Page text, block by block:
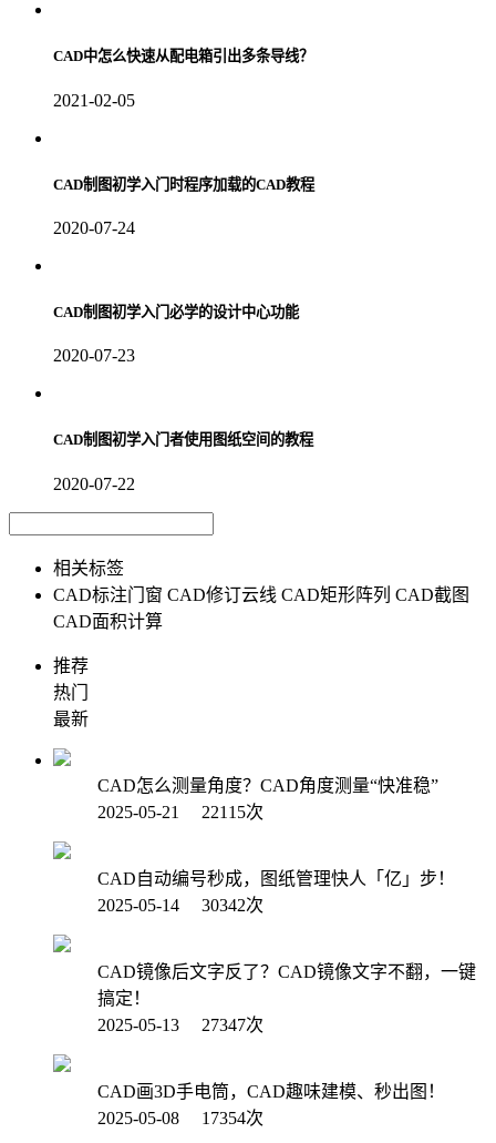
CAD中怎么快速从配电箱引出多条导线？
2021-02-05
CAD制图初学入门时程序加载的CAD教程
2020-07-24
CAD制图初学入门必学的设计中心功能
2020-07-23
CAD制图初学入门者使用图纸空间的教程
2020-07-22
相关标签
CAD标注门窗 CAD修订云线 CAD矩形阵列 CAD截图
CAD面积计算
推荐
热门
最新
CAD怎么测量角度？CAD角度测量“快准稳”
2025-05-21 22115次
CAD自动编号秒成，图纸管理快人「亿」步！
2025-05-14 30342次
CAD镜像后文字反了？CAD镜像文字不翻，一键
搞定！
2025-05-13 27347次
CAD画3D手电筒，CAD趣味建模、秒出图！
2025-05-08 17354次